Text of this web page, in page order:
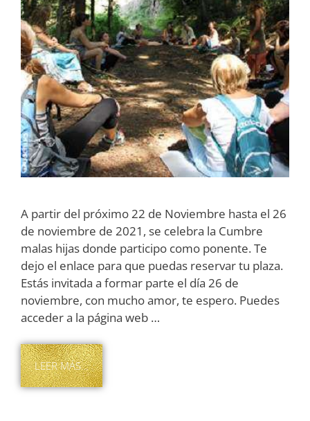
A partir del próximo 22 de Noviembre hasta el 26
de noviembre de 2021, se celebra la Cumbre
malas hijas donde participo como ponente. Te
dejo el enlace para que puedas reservar tu plaza.
Estás invitada a formar parte el día 26 de
noviembre, con mucho amor, te espero. Puedes
acceder a la página web …
LEER MÁS…